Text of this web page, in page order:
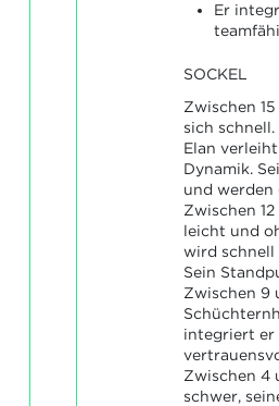
Er
SOCKEL
Zwischen
sich
Elan
Dynamik.
und werden
Zwischen
leicht und
wird schnell
Sein
Zwischen 9
integriert er
Zwischen 4
schwer,